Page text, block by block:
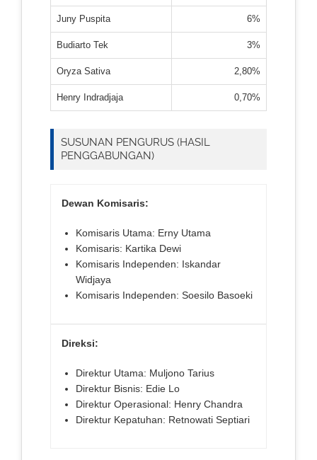
Juny Puspita 6%
Budiarto Tek 3%
Oryza Sativa 2,80%
Henry Indradjaja 0,70%
SUSUNAN PENGURUS (HASIL
PENGGABUNGAN)
Dewan Komisaris:
Komisaris Utama: Erny Utama
Komisaris: Kartika Dewi
Komisaris Independen: Iskandar
Widjaya
Komisaris Independen: Soesilo Basoeki
Direksi:
Direktur Utama: Muljono Tarius
Direktur Bisnis: Edie Lo
Direktur Operasional: Henry Chandra
Direktur Kepatuhan: Retnowati Septiari